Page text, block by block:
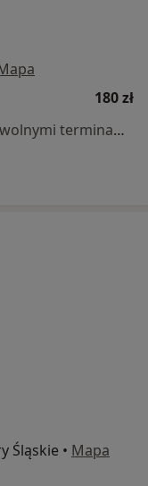
180 zł
Brak dostępnych specjalistów z wolnymi terminami w tym centrum medycznym.
Śląskie • Mapa